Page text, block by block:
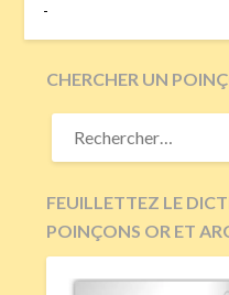
-
CHERCHER UN
RECHERCHER :
FEUILLETTEZ LE
POINÇONS OR ET